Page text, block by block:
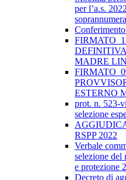
per l’a.s.
MADRE
ESTERNO
prot. n. 523-
selezione
RSPP 2022
Verbale
selezione del
e protezione
Decreto di